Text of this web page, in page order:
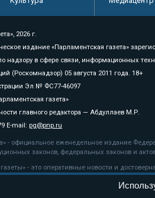
2026 г.
издание «Парламентская газета»
надзору в сфере связи, информационных
(Роскомнадзор) 05 августа 2011 года. 18+
Эл № ФС77-46097
газета»
главного редактора — Абдуллаев М.Р.
E-mail: pg@pnp.ru
- официальное еженедельное издание
законов, федеральных законов и
- это оперативные новости и
активная ссылка на pnp.ru обязательна.
рекомендательные